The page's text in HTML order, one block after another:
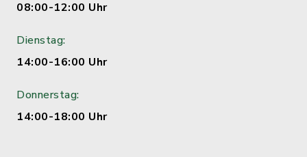
08:00-12:00 Uhr
Dienstag:
14:00-16:00 Uhr
Donnerstag:
14:00-18:00 Uhr